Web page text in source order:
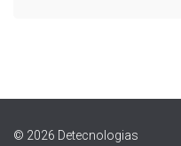
© 2026 Detecnologias